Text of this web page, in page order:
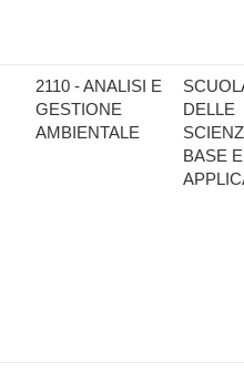
2110 - ANALISI E
GESTIONE
AMBIENTALE
DELLE
BASE E